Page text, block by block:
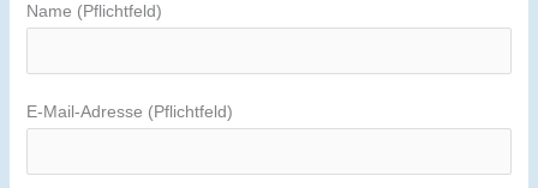
Name (Pflichtfeld)
E-Mail-Adresse (Pflichtfeld)